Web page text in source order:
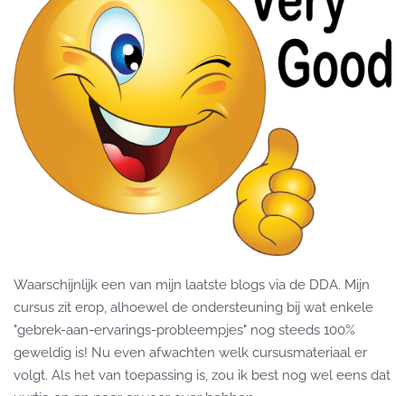
Waarschijnlijk een van mijn laatste blogs via de DDA. Mijn
cursus zit erop, alhoewel de ondersteuning bij wat enkele
"gebrek-aan-ervarings-probleempjes" nog steeds 100%
geweldig is! Nu even afwachten welk cursusmateriaal er
volgt. Als het van toepassing is, zou ik best nog wel eens dat